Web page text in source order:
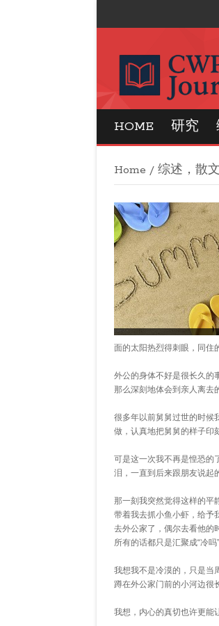
CWP
HOME 研究
Home / 综述，散
面的太阳热烈得刺眼，同住
外公的身体不好是很长久的
那么深刻地体会到亲人离去
很多年以前舅舅过世的时候
做，认真地把舅舅的样子印
可是这一次我不再是惶恐的
泪，一直到后来跟朋友说起
那一刻我突然觉得这样的平
带着我去抓小鱼小虾，给予
去外公家了，偶尔去看他的
所有的话都只是汇聚成“冷吗
我想我不是冷漠的，只是当
蹲在外公家门前的小河边很
我想，内心的真切也许更能